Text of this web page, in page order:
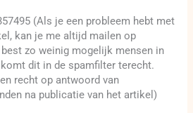
(Als je een probleem hebt met
kan je me altijd mailen op
zo weinig mogelijk mensen in
dit in de spamfilter terecht.
recht op antwoord van
na publicatie van het artikel)